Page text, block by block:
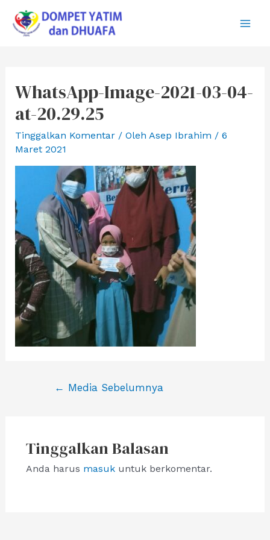
konten
WhatsApp-Image-2021-03-04-
at-20.29.25
Tinggalkan Komentar / Oleh Asep Ibrahim / 6
Maret 2021
Navigasi
← Media Sebelumnya
Tinggalkan Balasan
Anda harus masukuntuk berkomentar.